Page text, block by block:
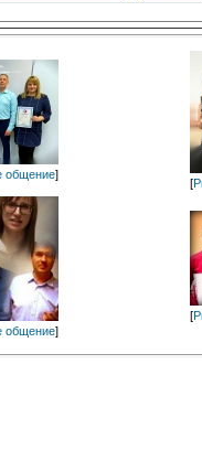
общение]
[
общение]
[